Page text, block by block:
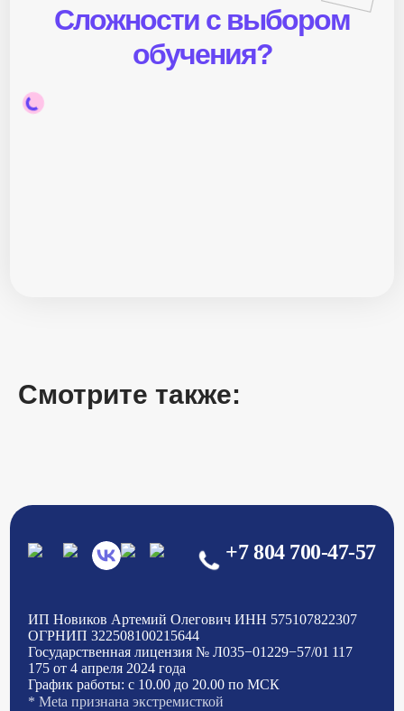
Сложности с выбором
обучения?
Смотрите также:
+7 804 700-47-57
ИП Новиков Артемий ОлеговичИНН 575107822307
ОГРНИП 322508100215644
Государственная лицензия№ Л035−01229−57/01 117
175от 4 апреля 2024 года
График работы:с 10.00 до 20.00 по МСК
* Meta признана экстремисткой